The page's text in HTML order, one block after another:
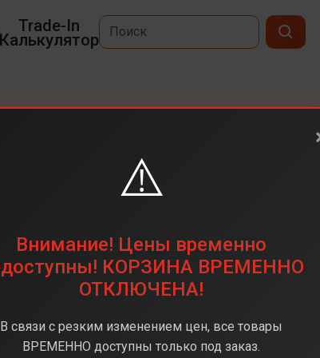
Trade-In
Калькулятор
50 Мпикс
Helio G99
Android 15
⚠️
Внимание! Цены временно
КОРЗИНА ВРЕМЕННО
ОТКЛЮЧЕНА!
В связи с резким изменением цен, все товары
ВРЕМЕННО доступны только под заказ.